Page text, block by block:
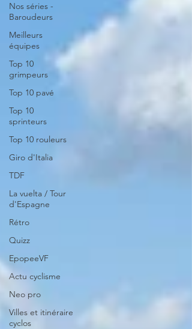
Nos séries -
Baroudeurs
Meilleurs
équipes
Top 10
grimpeurs
Top 10 pavé
Top 10
sprinteurs
Top 10 rouleurs
Giro d'Italia
TDF
La vuelta / Tour
d'Espagne
Rétro
Quizz
EpopeeVF
Actu cyclisme
Neo pro
Villes et itinéraire
cyclos